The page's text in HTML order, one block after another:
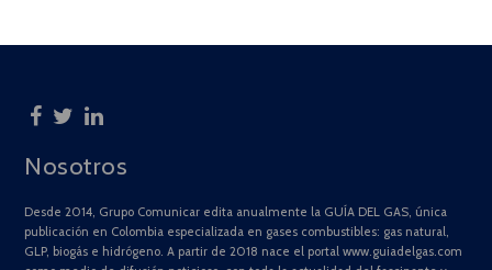
Nosotros
Desde 2014, Grupo Comunicar edita anualmente la GUÍA DEL GAS, única
publicación en Colombia especializada en gases combustibles: gas natural,
GLP, biogás e hidrógeno. A partir de 2018 nace el portal www.guiadelgas.com